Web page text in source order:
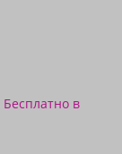
Бесплатно в